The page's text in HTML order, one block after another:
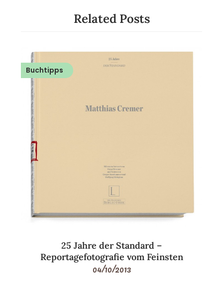
Related Posts
Buchtipps
25 Jahre der Standard –
Reportagefotografie vom Feinsten
04/10/2013